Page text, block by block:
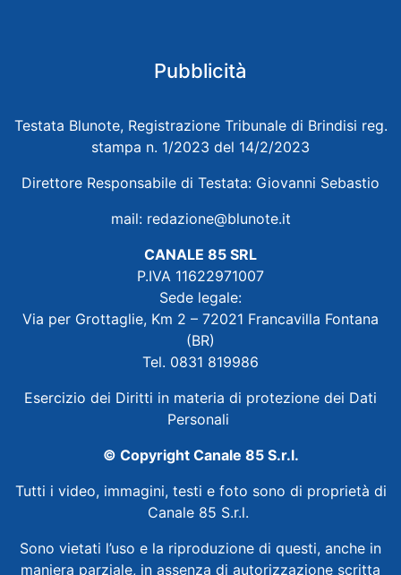
Pubblicità
Testata Blunote, Registrazione Tribunale di Brindisi reg.
stampa n. 1/2023 del 14/2/2023
Direttore Responsabile di Testata: Giovanni Sebastio
mail: redazione@blunote.it
CANALE 85 SRL
P.IVA 11622971007
Sede legale:
Via per Grottaglie, Km 2 – 72021 Francavilla Fontana
(BR)
Tel. 0831 819986
Esercizio dei Diritti in materia di protezione dei Dati
Personali
© Copyright Canale 85 S.r.l.
Tutti i video, immagini, testi e foto sono di proprietà di
Canale 85 S.r.l.
Sono vietati l’uso e la riproduzione di questi, anche in
maniera parziale, in assenza di autorizzazione scritta